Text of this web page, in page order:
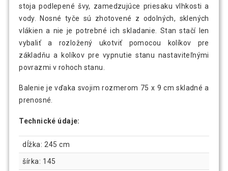
stoja podlepené švy, zamedzujúce priesaku vlhkosti a
vody. Nosné tyče sú zhotovené z odolných, sklených
vlákien a nie je potrebné ich skladanie. Stan stačí len
vybaliť a rozložený ukotviť pomocou kolíkov pre
základňu a kolíkov pre vypnutie stanu nastaviteľnými
povrazmi v rohoch stanu.
Balenie je vďaka svojim rozmerom 75 x 9 cm skladné a
prenosné.
Technické údaje:
dĺžka: 245 cm
šírka: 145